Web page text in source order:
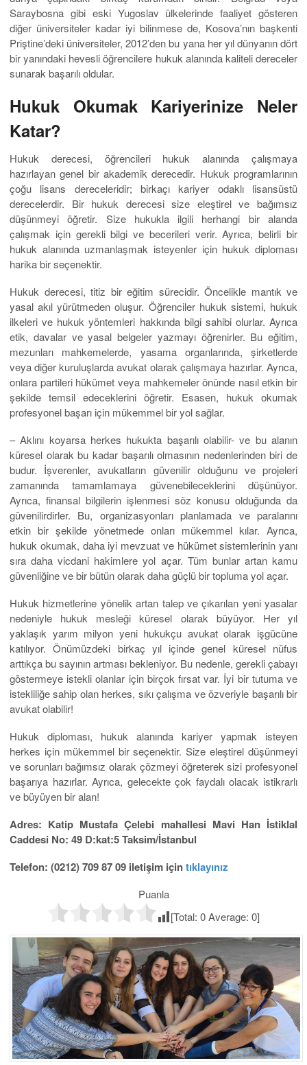
Saraybosna gibi eski Yugoslav ülkelerinde faaliyet gösteren
diğer üniversiteler kadar iyi bilinmese de, Kosova’nın başkenti
Priştine’deki üniversiteler, 2012’den bu yana her yıl dünyanın dört
bir yanındaki hevesli öğrencilere hukuk alanında kaliteli dereceler
sunarak başarılı oldular.
Hukuk Okumak Kariyerinize Neler
Katar?
Hukuk derecesi, öğrencileri hukuk alanında çalışmaya
hazırlayan genel bir akademik derecedir. Hukuk programlarının
çoğu lisans dereceleridir; birkaçı kariyer odaklı lisansüstü
derecelerdir. Bir hukuk derecesi size eleştirel ve bağımsız
düşünmeyi öğretir. Size hukukla ilgili herhangi bir alanda
çalışmak için gerekli bilgi ve becerileri verir. Ayrıca, belirli bir
hukuk alanında uzmanlaşmak isteyenler için hukuk diploması
harika bir seçenektir.
Hukuk derecesi, titiz bir eğitim sürecidir. Öncelikle mantık ve
yasal akıl yürütmeden oluşur. Öğrenciler hukuk sistemi, hukuk
ilkeleri ve hukuk yöntemleri hakkında bilgi sahibi olurlar. Ayrıca
etik, davalar ve yasal belgeler yazmayı öğrenirler. Bu eğitim,
mezunları mahkemelerde, yasama organlarında, şirketlerde
veya diğer kuruluşlarda avukat olarak çalışmaya hazırlar. Ayrıca,
onlara partileri hükümet veya mahkemeler önünde nasıl etkin bir
şekilde temsil edeceklerini öğretir. Esasen, hukuk okumak
profesyonel başarı için mükemmel bir yol sağlar.
– Aklını koyarsa herkes hukukta başarılı olabilir- ve bu alanın
küresel olarak bu kadar başarılı olmasının nedenlerinden biri de
budur. İşverenler, avukatların güvenilir olduğunu ve projeleri
zamanında tamamlamaya güvenebileceklerini düşünüyor.
Ayrıca, finansal bilgilerin işlenmesi söz konusu olduğunda da
güvenilirdirler. Bu, organizasyonları planlamada ve paralarını
etkin bir şekilde yönetmede onları mükemmel kılar. Ayrıca,
hukuk okumak, daha iyi mevzuat ve hükümet sistemlerinin yanı
sıra daha vicdani hakimlere yol açar. Tüm bunlar artan kamu
güvenliğine ve bir bütün olarak daha güçlü bir topluma yol açar.
Hukuk hizmetlerine yönelik artan talep ve çıkarılan yeni yasalar
nedeniyle hukuk mesleği küresel olarak büyüyor. Her yıl
yaklaşık yarım milyon yeni hukukçu avukat olarak işgücüne
katılıyor. Önümüzdeki birkaç yıl içinde genel küresel nüfus
arttıkça bu sayının artması bekleniyor. Bu nedenle, gerekli çabayı
göstermeye istekli olanlar için birçok fırsat var. İyi bir tutuma ve
istekliliğe sahip olan herkes, sıkı çalışma ve özveriyle başarılı bir
avukat olabilir!
Hukuk diploması, hukuk alanında kariyer yapmak isteyen
herkes için mükemmel bir seçenektir. Size eleştirel düşünmeyi
ve sorunları bağımsız olarak çözmeyi öğreterek sizi profesyonel
başarıya hazırlar. Ayrıca, gelecekte çok faydalı olacak istikrarlı
ve büyüyen bir alan!
Adres: Katip Mustafa Çelebi mahallesi Mavi Han İstiklal
Caddesi No: 49 D:kat:5 Taksim/İstanbul
Telefon: (0212) 709 87 09 iletişim içintıklayınız
Puanla
[Total: 0Average: 0]